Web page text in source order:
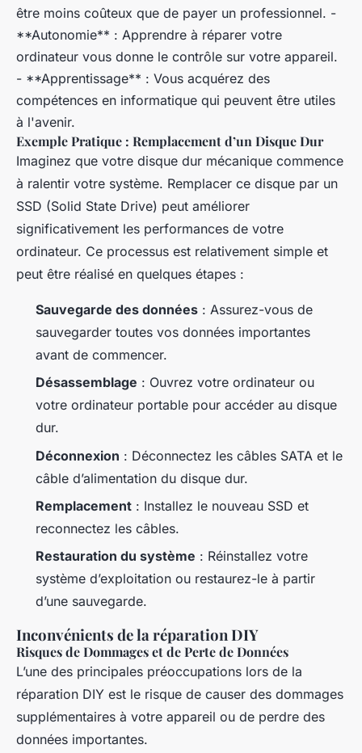
être moins coûteux que de payer un professionnel. -
**Autonomie** : Apprendre à réparer votre
ordinateur vous donne le contrôle sur votre appareil.
- **Apprentissage** : Vous acquérez des
compétences en informatique qui peuvent être utiles
à l'avenir.
Exemple Pratique : Remplacement d’un Disque Dur
Imaginez que votre disque dur mécanique commence
à ralentir votre système. Remplacer ce disque par un
SSD (Solid State Drive) peut améliorer
significativement les performances de votre
ordinateur. Ce processus est relativement simple et
peut être réalisé en quelques étapes :
Sauvegarde des données : Assurez-vous de
sauvegarder toutes vos données importantes
avant de commencer.
Désassemblage : Ouvrez votre ordinateur ou
votre ordinateur portable pour accéder au disque
dur.
Déconnexion : Déconnectez les câbles SATA et le
câble d’alimentation du disque dur.
Remplacement : Installez le nouveau SSD et
reconnectez les câbles.
Restauration du système : Réinstallez votre
système d’exploitation ou restaurez-le à partir
d’une sauvegarde.
Inconvénients de la réparation DIY
Risques de Dommages et de Perte de Données
L’une des principales préoccupations lors de la
réparation DIY est le risque de causer des dommages
supplémentaires à votre appareil ou de perdre des
données importantes.